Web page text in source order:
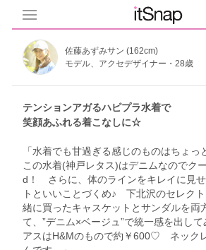
佐藤あずみサン (162cm)
モデル、アクセデザイナー・28歳
テンションアガるハピプラ水着で
笑顔あふれる着こなしに☆
「水着でも甘過ぎる感じのものはちょっ
この水着(神戸レタス)はデニムなのでク
d！ さらに、体のラインをキレイに見
トといいことづくめ♪ 下北沢のセレク
緒に買ったキャスケットとサンダルを両
て、”デニム×ベージュ”で統一感を出し
アスはH&Mのもので約￥600♡ ネック